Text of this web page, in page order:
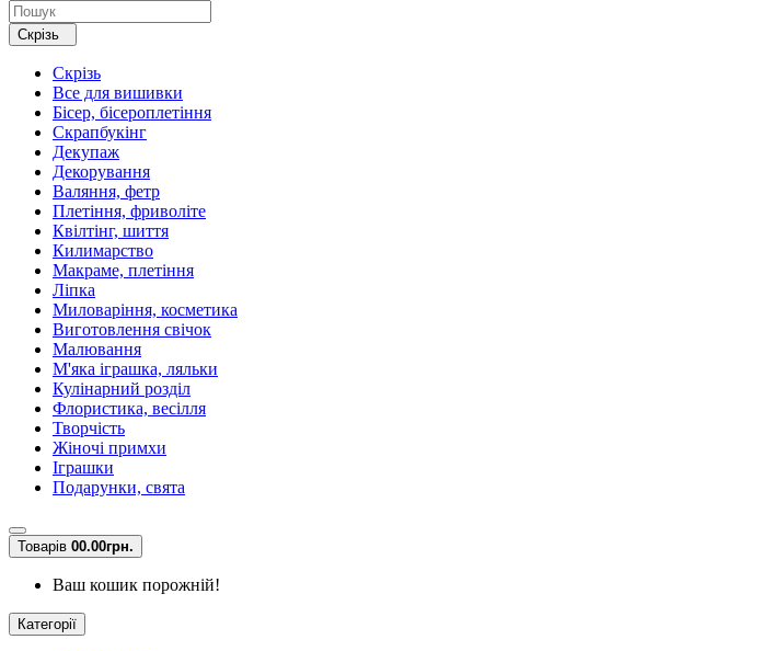
Скрізь
Скрізь
Все для вишивки
Бісер, бісероплетіння
Скрапбукінг
Декупаж
Декорування
Валяння, фетр
Плетіння, фриволіте
Квілтінг, шиття
Килимарство
Макраме, плетіння
Ліпка
Миловаріння, косметика
Виготовлення свічок
Малювання
М'яка іграшка, ляльки
Кулінарний розділ
Флористика, весілля
Творчість
Жіночі примхи
Іграшки
Подарунки, свята
Товарів 00.00грн.
Ваш кошик порожній!
Категорії